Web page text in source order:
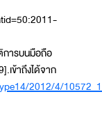
การบนมือถือ
เข้าถึงได้จาก
2012/4/